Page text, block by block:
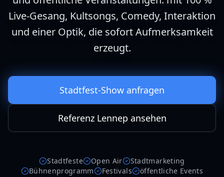
Live-Gesang, Kultsongs, Comedy, Interaktion
und einer Optik, die sofort Aufmerksamkeit
erzeugt.
Stadtfest-Show anfragen
Referenz Lennep ansehen
Stadtfeste Open Air
Stadtmarketing
Bühnenprogramm
Festivals öffentliche Events